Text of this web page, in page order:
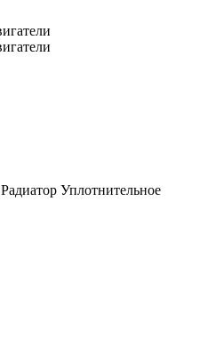
Радиатор Уплотнительное